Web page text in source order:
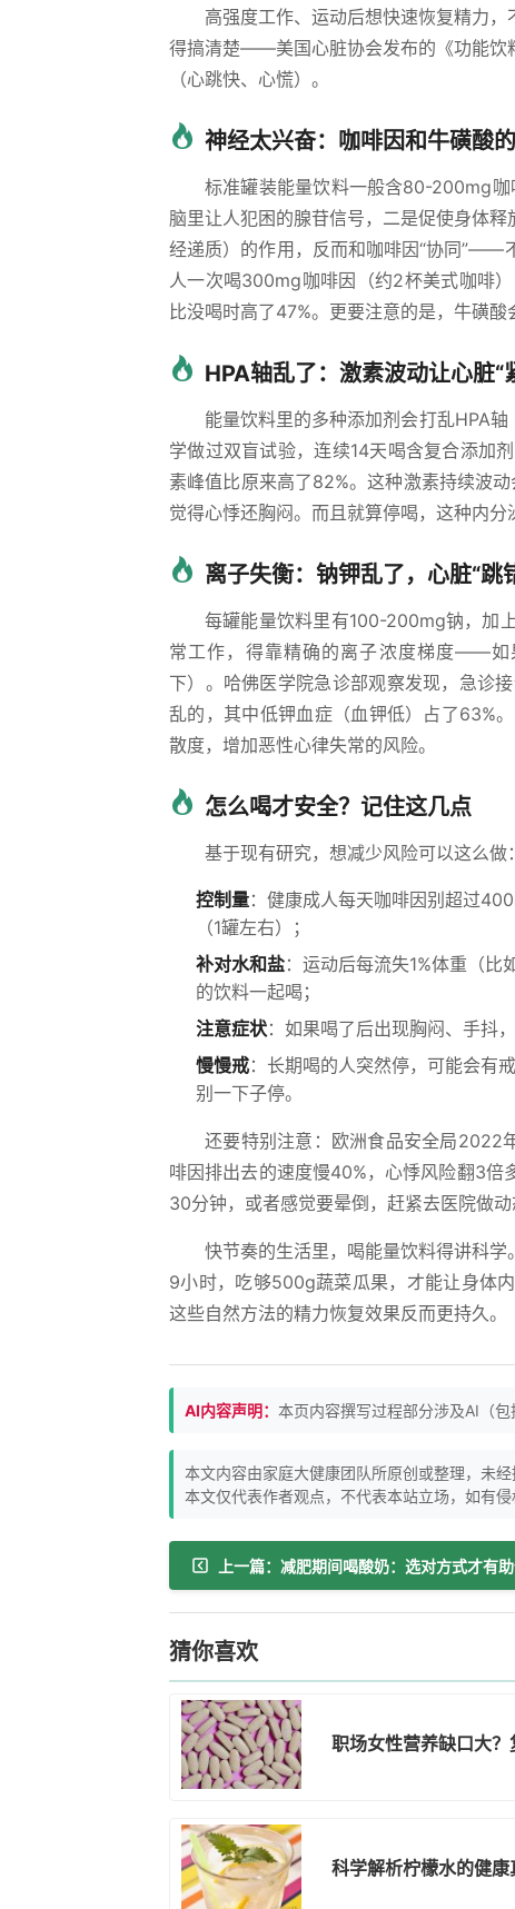
高强度工作、运动后想快速恢复精力
得搞清楚——美国心脏协会发布的《功能饮
（心跳快、心慌）。
神经太兴奋：咖啡因和牛磺酸
标准罐装能量饮料一般含80-200mg
脑里让人犯困的腺苷信号，二是促使身体
经递质）的作用，反而和咖啡因“协同”——
人一次喝300mg咖啡因（约2杯美式咖啡
比没喝时高了47%。更要注意的是，牛磺
HPA轴乱了：激素波动让心脏“
能量饮料里的多种添加剂会打乱HPA
学做过双盲试验，连续14天喝含复合添加
素峰值比原来高了82%。这种激素持续波
觉得心悸还胸闷。而且就算停喝，这种内分
离子失衡：钠钾乱了，心脏“跳
每罐能量饮料里有100-200mg钠，加
常工作，得靠精确的离子浓度梯度——如
下）。哈佛医学院急诊部观察发现，急诊
乱的，其中低钾血症（血钾低）占了63%
散度，增加恶性心律失常的风险。
怎么喝才安全？记住这几点
基于现有研究，想减少风险可以这么做：
控制量：健康成人每天咖啡因别超过
（1罐左右）；
补对水和盐：运动后每流失1%体重（
的饮料一起喝；
注意症状：如果喝了后出现胸闷、手抖
慢慢戒：长期喝的人突然停，可能会有
别一下子停。
还要特别注意：欧洲食品安全局2022
啡因排出去的速度慢40%，心悸风险翻3倍
30分钟，或者感觉要晕倒，赶紧去医院做动
快节奏的生活里，喝能量饮料得讲科
9小时，吃够500g蔬菜瓜果，才能让身体
这些自然方法的精力恢复效果反而更持久。
AI内容声明： 本页内容撰写过程部分涉及AI（
本文内容由家庭大健康团队所原创或整理，未
本文仅代表作者观点，不代表本站立场，如有侵
猜你喜欢
职场女性营养缺口大？
科学解析柠檬水的健